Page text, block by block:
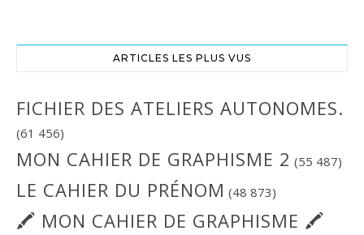
ARTICLES LES PLUS VUS
FICHIER DES ATELIERS AUTONOMES.
(61 456)
MON CAHIER DE GRAPHISME 2 (55 487)
LE CAHIER DU PRÉNOM (48 873)
🖍 MON CAHIER DE GRAPHISME 🖍